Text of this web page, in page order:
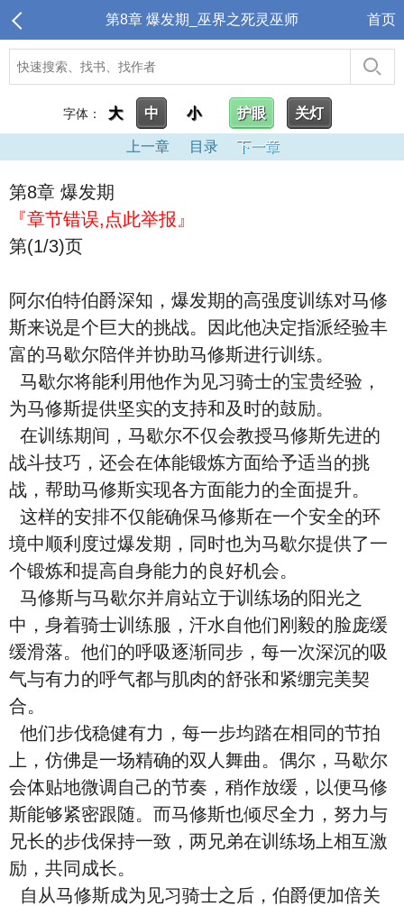
第8章 爆发期_巫界之死灵巫师 首页
字体： 大 中 小 护眼 关灯
上一章 目录 下一章
第8章 爆发期
『章节错误,点此举报』
第(1/3)页
阿尔伯特伯爵深知，爆发期的高强度训练对马修
斯来说是个巨大的挑战。因此他决定指派经验丰
富的马歇尔陪伴并协助马修斯进行训练。
马歇尔将能利用他作为见习骑士的宝贵经验，
为马修斯提供坚实的支持和及时的鼓励。
在训练期间，马歇尔不仅会教授马修斯先进的
战斗技巧，还会在体能锻炼方面给予适当的挑
战，帮助马修斯实现各方面能力的全面提升。
这样的安排不仅能确保马修斯在一个安全的环
境中顺利度过爆发期，同时也为马歇尔提供了一
个锻炼和提高自身能力的良好机会。
马修斯与马歇尔并肩站立于训练场的阳光之
中，身着骑士训练服，汗水自他们刚毅的脸庞缓
缓滑落。他们的呼吸逐渐同步，每一次深沉的吸
气与有力的呼气都与肌肉的舒张和紧绷完美契
合。
他们步伐稳健有力，每一步均踏在相同的节拍
上，仿佛是一场精确的双人舞曲。偶尔，马歇尔
会体贴地微调自己的节奏，稍作放缓，以便马修
斯能够紧密跟随。而马修斯也倾尽全力，努力与
兄长的步伐保持一致，两兄弟在训练场上相互激
励，共同成长。
自从马修斯成为见习骑士之后，伯爵便加倍关